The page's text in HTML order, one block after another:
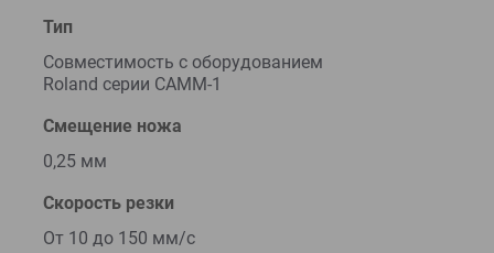
Тип
Совместимость с оборудованием
Roland серии CAMM-1
Смещение ножа
0,25 мм
Скорость резки
От 10 до 150 мм/с